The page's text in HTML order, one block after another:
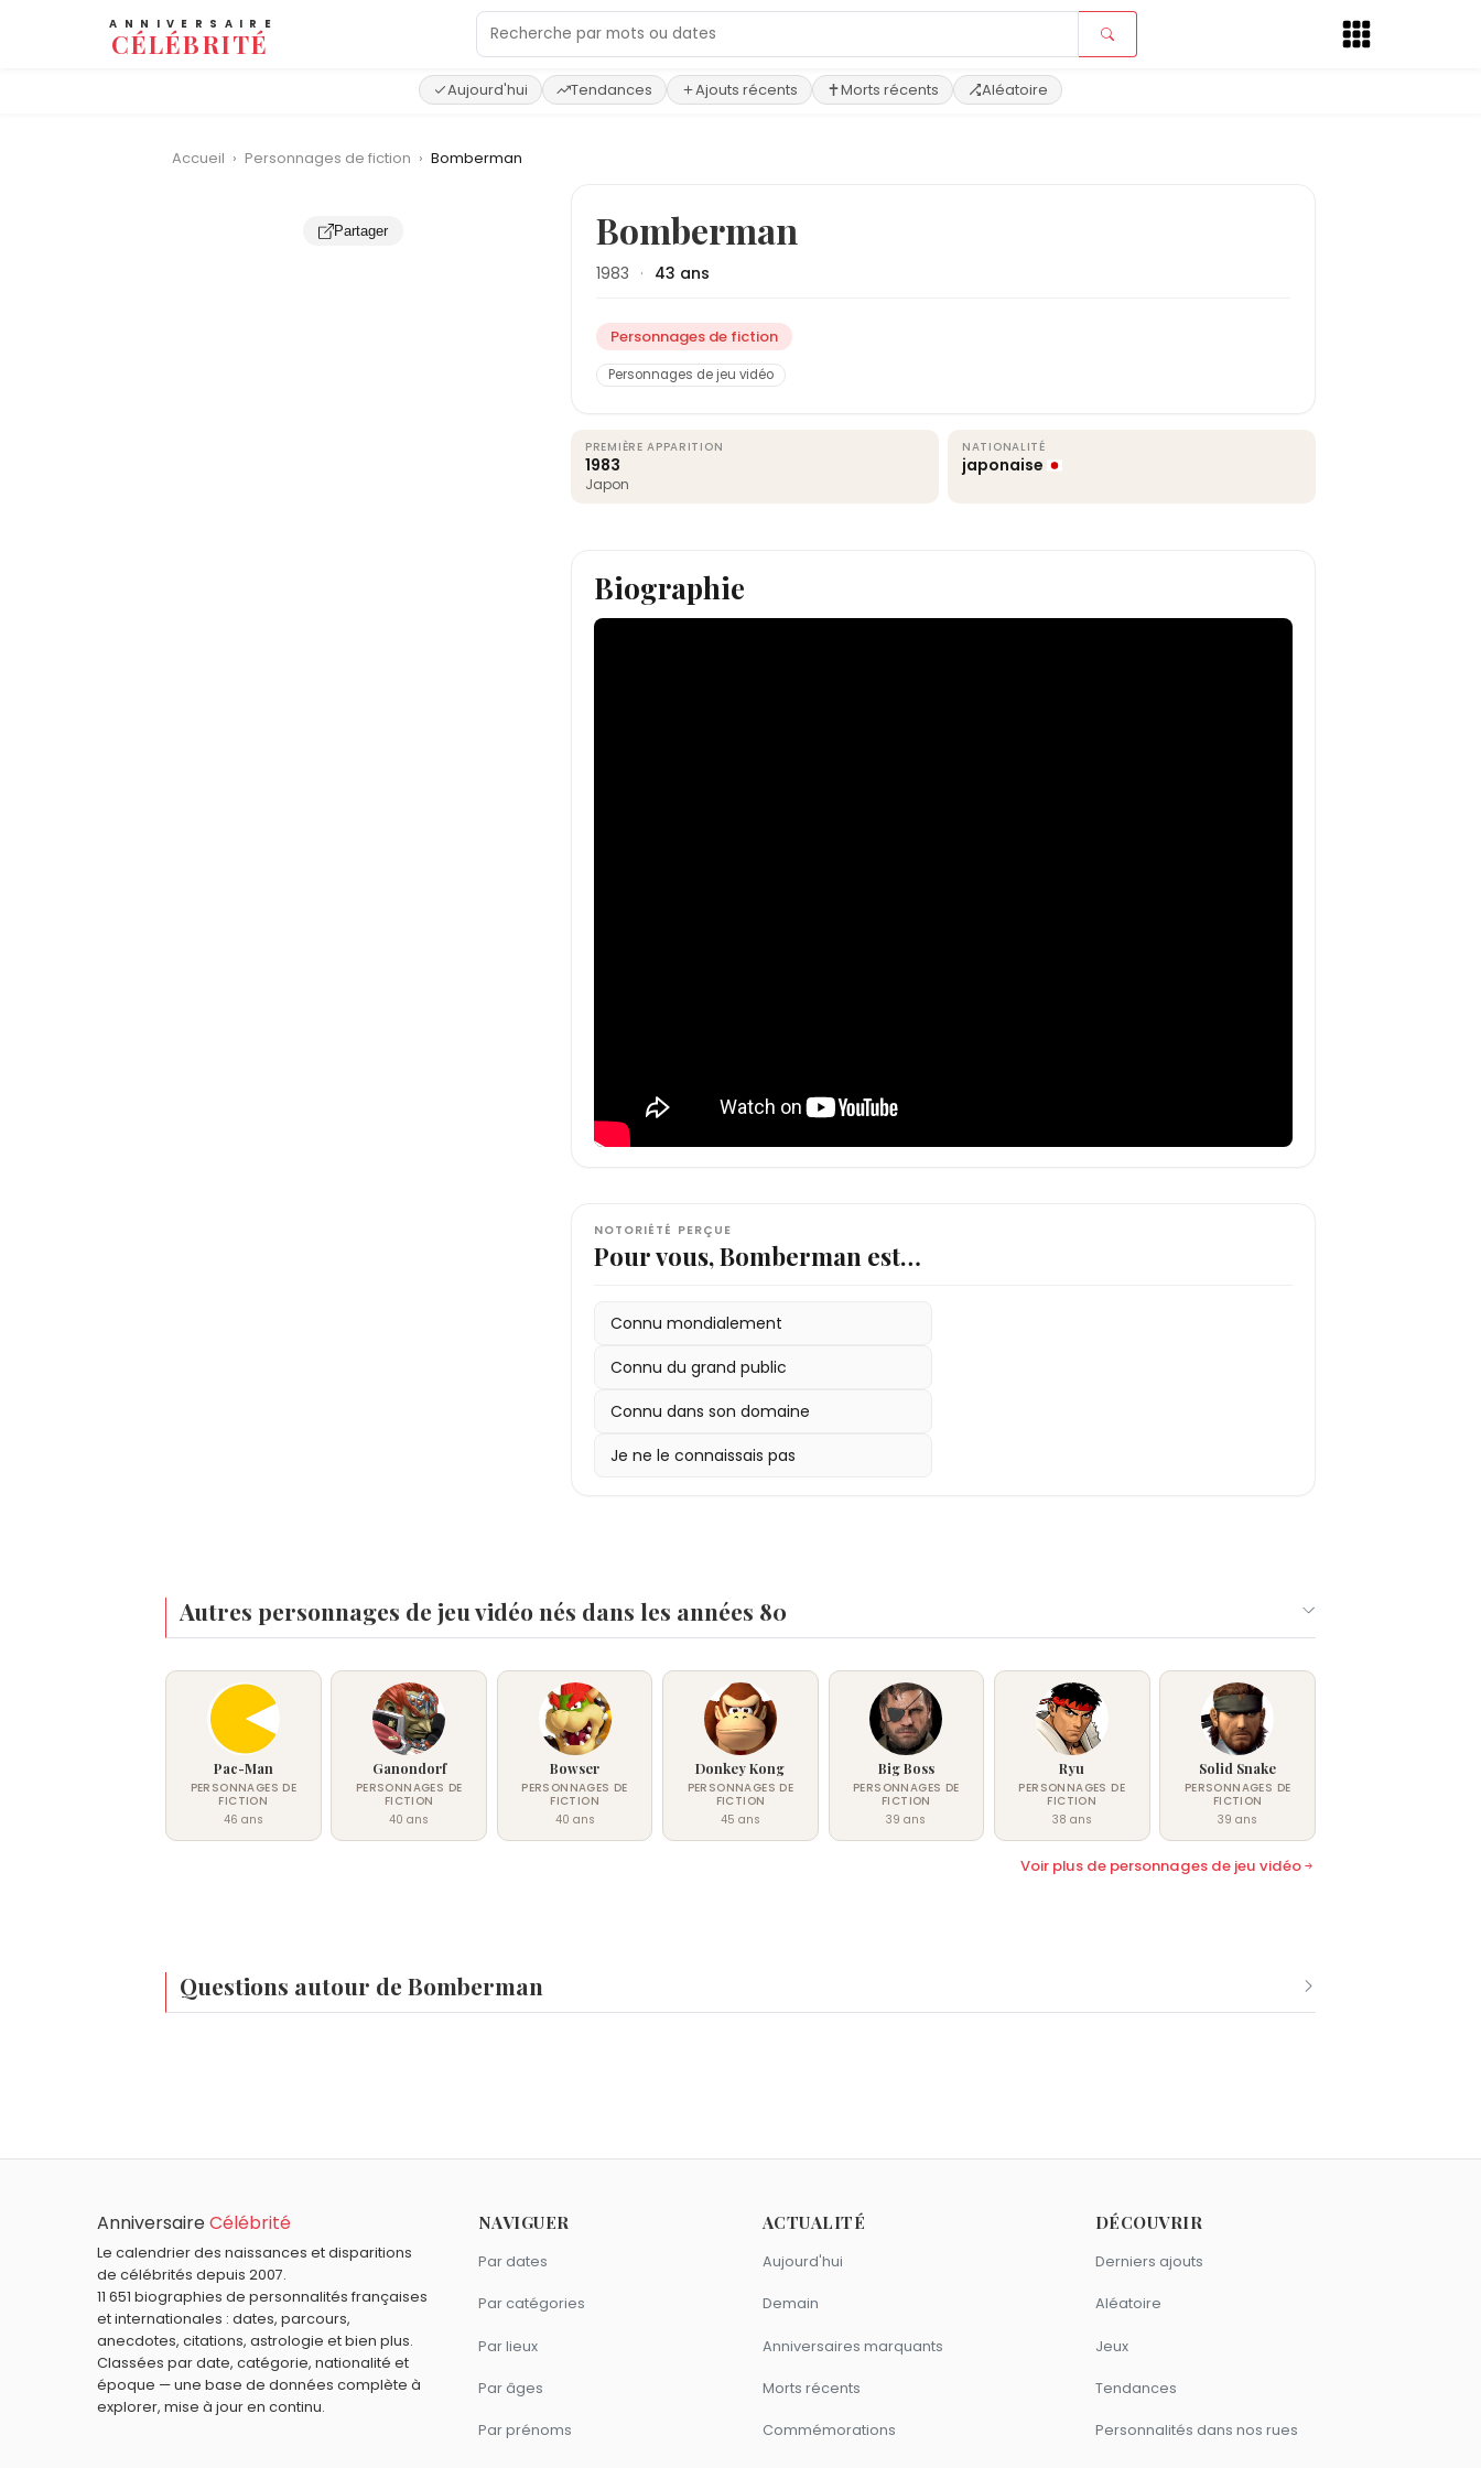
ANNIVERSAIRE
CÉLÉBRITÉ
Aujourd'hui Tendances Ajouts récents Morts récents Aléatoire
Accueil › Personnages de fiction › Bomberman
Partager Bomberman
1983 · 43 ans
Personnages de fiction
Personnages de jeu vidéo
PREMIÈRE APPARITION
1983
Japon
NATIONALITÉ
japonaise
Biographie
NOTORIÉTÉ PERÇUE
Pour vous, Bomberman est…
Connu mondialement
Connu du grand public
Connu dans son domaine
Je ne le connaissais pas
Autres personnages de jeu vidéo nés dans les années 80
Pac-Man
PERSONNAGES DE
FICTION
46 ans
Ganondorf
PERSONNAGES DE
FICTION
40 ans
Bowser
PERSONNAGES DE
FICTION
40 ans
Donkey Kong
PERSONNAGES DE
FICTION
45 ans
Big Boss
PERSONNAGES DE
FICTION
39 ans
Ryu
PERSONNAGES DE
FICTION
38 ans
Solid Snake
PERSONNAGES DE
FICTION
39 ans
Voir plus de personnages de jeu vidéo
Questions autour de Bomberman
AnniversaireCélébrité
Le calendrier des naissances et disparitions
de célébrités depuis 2007.
11 651 biographies de personnalités françaises
et internationales : dates, parcours,
anecdotes, citations, astrologie et bien plus.
Classées par date, catégorie, nationalité et
époque — une base de données complète à
explorer, mise à jour en continu.
NAVIGUER
Par dates
Par catégories
Par lieux
Par âges
Par prénoms
ACTUALITÉ
Aujourd'hui
Demain
Anniversaires marquants
Morts récents
Commémorations
DÉCOUVRIR
Derniers ajouts
Aléatoire
Jeux
Tendances
Personnalités dans nos rues